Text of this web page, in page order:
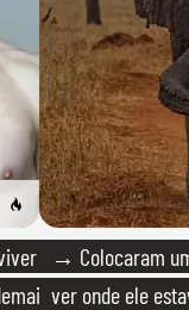
→ Colocaram
ver onde ele